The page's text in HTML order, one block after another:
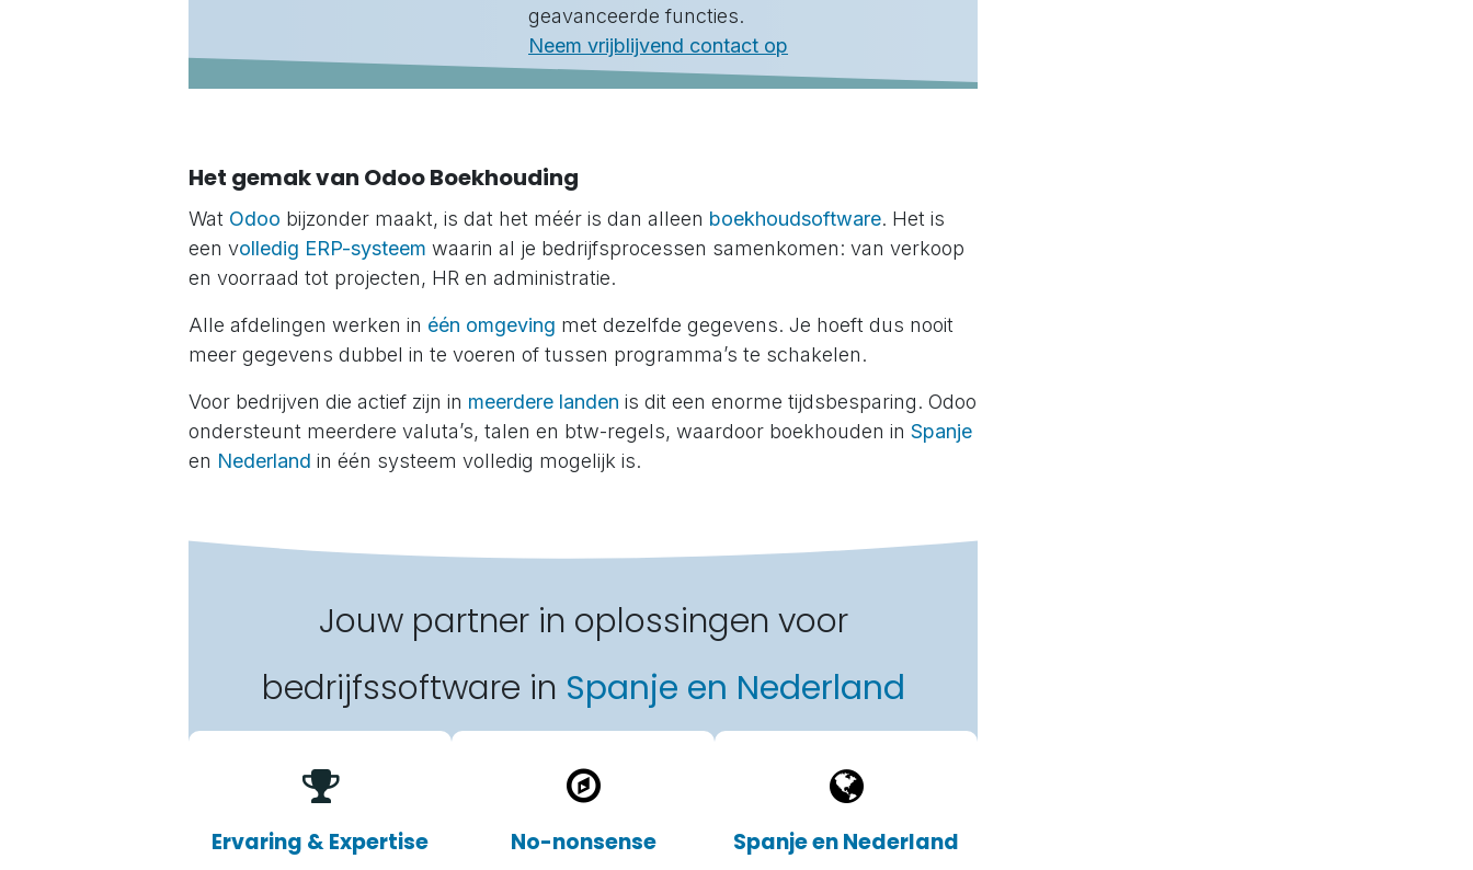
geavanceerde functies.
Neem vrijblijvend contact op
Het gemak van Odoo Boekhouding
Wat Odoo bijzonder maakt, is dat het méér is dan alleen boekhoudsoftware. Het is
een volledig ERP-systeem waarin al je bedrijfsprocessen samenkomen: van verkoop
en voorraad tot projecten, HR en administratie.
Alle afdelingen werken in één omgeving met dezelfde gegevens. Je hoeft dus nooit
meer gegevens dubbel in te voeren of tussen programma’s te schakelen.
Voor bedrijven die actief zijn in meerdere landen is dit een enorme tijdsbesparing. Odoo
ondersteunt meerdere valuta’s, talen en btw-regels, waardoor boekhouden in Spanje
en Nederland in één systeem volledig mogelijk is.
Jouw partner in oplossingen voor
bedrijfssoftware in Spanje en Nederland
Ervaring & Expertise No-nonsense Spanje en Nederland